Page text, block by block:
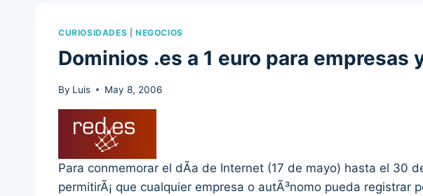
CURIOSIDADES NEGOCIOS
Dominios .es a 1 euro para empresas
By Luis May 8, 2006
Para conmemorar el dÃ­a de Internet (17 de mayo) hasta el 30
permitirÃ¡ que cualquier empresa o autÃ³nomo pueda registrar